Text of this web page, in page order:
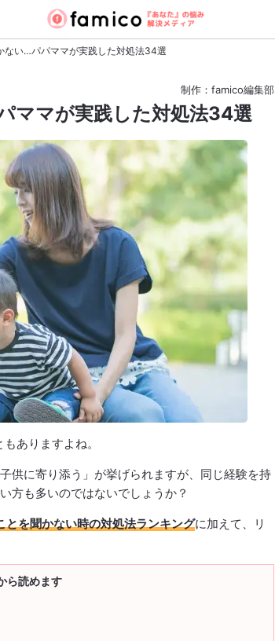
ない…パパママが実践した対処法34選
制作：famico編集部
ママが実践した対処法34選
ありますよね。
供に寄り添う」が挙げられますが、同じ経験を持
方も多いのではないでしょうか？
を聞かない時の対処法ランキングに加えて、リ
ら読めます